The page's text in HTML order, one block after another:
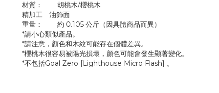
材質： 胡桃木/櫻桃木
精加工 油飾面
重量：
約 0.105 公斤（因具體商品而異）
*請小心類似產品。
*請注意，顏色和木紋可能存在個體差異。
*櫻桃木很容易被陽光損壞，顏色可能會發生顯著變化。
*不包括Goal Zero [Lighthouse Micro Flash] 。